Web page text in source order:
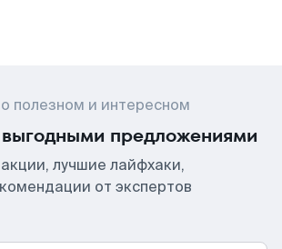
полезном и интересном
предложениями
лучшие лайфхаки,
от экспертов